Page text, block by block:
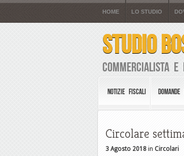
HOME LO STUDIO
STUDIO
Commercialista e
NOTIZIE FISCALI
Circolare
3 Agosto 2018 in Circolari